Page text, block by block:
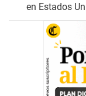
en Estados